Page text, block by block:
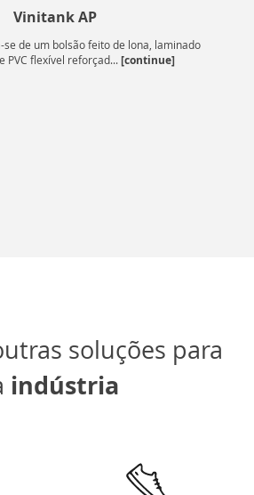
Vinitank AP
se de um bolsão feito de lona, laminado
PVC flexível reforçad...[continue]
soluções para
indústria